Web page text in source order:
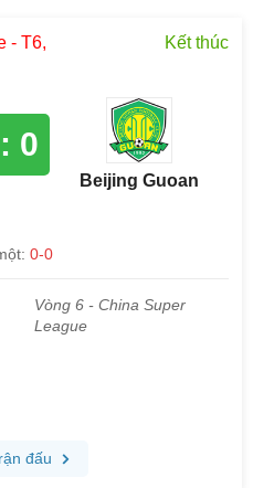
- T6,
Kết thúc
0
Beijing Guoan
0-0
Vòng 6 - China Super
League
đấu